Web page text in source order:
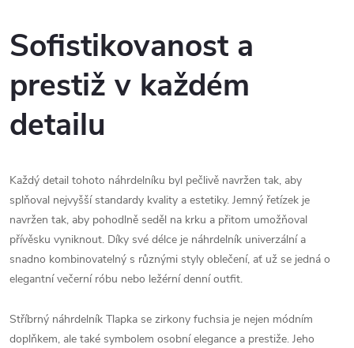
Sofistikovanost a
prestiž v každém
detailu
Každý detail tohoto náhrdelníku byl pečlivě navržen tak, aby
splňoval nejvyšší standardy kvality a estetiky. Jemný řetízek je
navržen tak, aby pohodlně seděl na krku a přitom umožňoval
přívěsku vyniknout. Díky své délce je náhrdelník univerzální a
snadno kombinovatelný s různými styly oblečení, ať už se jedná o
elegantní večerní róbu nebo ležérní denní outfit.
Stříbrný náhrdelník Tlapka se zirkony fuchsia je nejen módním
doplňkem, ale také symbolem osobní elegance a prestiže. Jeho